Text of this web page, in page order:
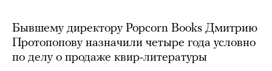
Бывшему директору Popcorn Books Дмитрию
Протопопову назначили четыре года условно
по делу о продаже квир-литературы